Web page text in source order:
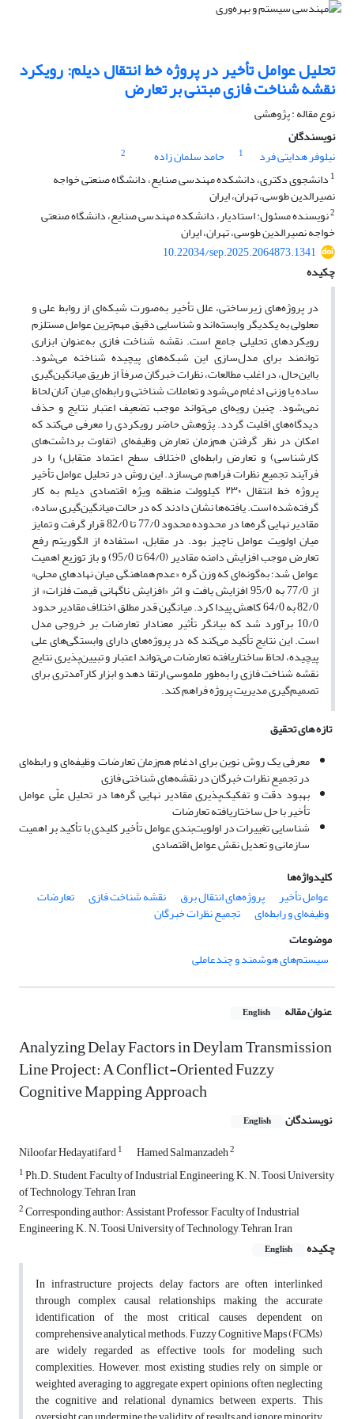
تحلیل عوامل تأخیر در پروژه خط انتقال دیلم: رویکرد
نقشه شناخت فازی مبتنی بر تعارض
نوع مقاله : پژوهشی
نویسندگان
نیلوفر هدایتی فرد
1 حامد سلمان زاده
2
1 دانشجوی دکتری، دانشکده مهندسی صنایع، دانشگاه صنعتی خواجه
نصیرالدین طوسی، تهران، ایران
2نویسنده مسئول: استادیار، دانشکده مهندسی صنایع، دانشگاه صنعتی
خواجه نصیرالدین طوسی، تهران، ایران
10.22034/sep.2025.2064873.1341
چکیده
در پروژه‌های زیرساختی، علل تأخیر به‌صورت شبکه‌ای از روابط علی و
معلولی به یکدیگر وابسته‌اند و شناسایی دقیق مهم‌ترین عوامل مستلزم
رویکردهای تحلیلی جامع است. نقشه شناخت فازی به‌عنوان ابزاری
توانمند برای مدل‌سازی این شبکه‌های پیچیده شناخته می‌شود.
بااین‌حال، در اغلب مطالعات، نظرات خبرگان صرفاً از طریق میانگین‌گیری
ساده یا وزنی ادغام می‌شود و تعاملات شناختی و رابطه‌ای میان آنان لحاظ
نمی‌شود. چنین رویه‌ای می‌تواند موجب تضعیف اعتبار نتایج و حذف
دیدگاه‌های اقلیت گردد. پژوهش حاضر رویکردی را معرفی می‌کند که
امکان در نظر گرفتن هم‌زمان تعارض وظیفه‌ای (تفاوت برداشت‌های
کارشناسی) و تعارض رابطه‌ای (اختلاف سطح اعتماد متقابل) را در
فرآیند تجمیع نظرات فراهم می‌سازد. این روش در تحلیل عوامل تأخیر
پروژه خط انتقال ۲۳۰ کیلوولت منطقه ویژه اقتصادی دیلم به کار
گرفته‌شده است. یافته‌ها نشان دادند که در حالت میانگین‌گیری ساده،
مقادیر نهایی گره‌ها در محدوده محدود 77/0 تا 82/0 قرار گرفت و تمایز
میان اولویت عوامل ناچیز بود. در مقابل، استفاده از الگوریتم رفع
تعارض موجب افزایش دامنه مقادیر (64/0 تا 95/0) و باز توزیع اهمیت
عوامل شد؛ به‌گونه‌ای که وزن گره «عدم هماهنگی میان نهادهای محلی»
از 77/0 به 95/0 افزایش یافت و اثر «افزایش ناگهانی قیمت فلزات» از
82/0 به 64/0 کاهش پیدا کرد. میانگین قدر مطلق اختلاف مقادیر حدود
10/0 برآورد شد که بیانگر تأثیر معنادار تعارضات بر خروجی مدل
است. این نتایج تأکید می‌کند که در پروژه‌های دارای وابستگی‌های علی
پیچیده، لحاظ ساختاریافته تعارضات می‌تواند اعتبار و تبیین‌پذیری نتایج
نقشه شناخت فازی را به‌طور ملموسی ارتقا دهد و ابزار کارآمدتری برای
تصمیم‌گیری مدیریت پروژه فراهم کند.
تازه های تحقیق
معرفی یک روش نوین برای ادغام هم‌زمان تعارضات وظیفه‌ای و رابطه‌ای
در تجمیع نظرات خبرگان در نقشه‌های شناختی فازی
بهبود دقت و تفکیک‌پذیری مقادیر نهایی گره‌ها در تحلیل علّی عوامل
تأخیر با حل ساختاریافته تعارضات
شناسایی تغییرات در اولویت‌بندی عوامل تأخیر کلیدی با تأکید بر اهمیت
سازمانی و تعدیل نقش عوامل اقتصادی
کلیدواژه‌ها
عوامل تأخیر
پروژه‌های انتقال برق نقشه شناخت فازی تعارضات
وظیفه‌ای و رابطه‌ای
تجمیع نظرات خبرگان
موضوعات
سیستم‌های هوشمند و چندعاملی
عنوان مقاله English
Analyzing Delay Factors in Deylam Transmission
Line Project: A Conflict-Oriented Fuzzy
Cognitive Mapping Approach
نویسندگان English
Niloofar Hedayatifard1 Hamed Salmanzadeh2
1Ph.D. Student, Faculty of Industrial Engineering, K. N. Toosi University
of Technology, Tehran, Iran
2Corresponding author: Assistant Professor, Faculty of Industrial
Engineering, K. N. Toosi University of Technology, Tehran, Iran
چکیده
English
In infrastructure projects, delay factors are often interlinked
through complex causal relationships, making the accurate
identification of the most critical causes dependent on
comprehensive analytical methods. Fuzzy Cognitive Maps (FCMs)
are widely regarded as effective tools for modeling such
complexities. However, most existing studies rely on simple or
weighted averaging to aggregate expert opinions, often neglecting
the cognitive and relational dynamics between experts. This